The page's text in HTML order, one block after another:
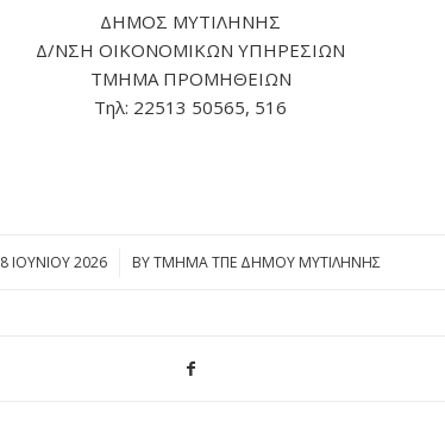
ΔΗΜΟΣ ΜΥΤΙΛΗΝΗΣ
Δ/ΝΣΗ ΟΙΚΟΝΟΜΙΚΩΝ ΥΠΗΡΕΣΙΩΝ
ΤΜΗΜΑ ΠΡΟΜΗΘΕΙΩΝ
Τηλ: 22513 50565, 516
8 ΙΟΥΝΊΟΥ 2026
/ BYΤΜΗΜΑ ΤΠΕ ΔΗΜΟΥ ΜΥΤΙΛΗΝΗΣ